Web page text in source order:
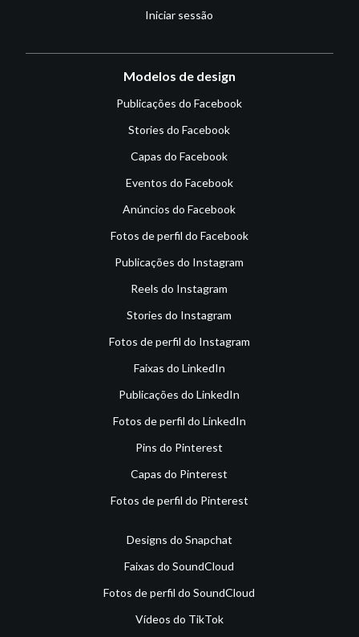
Iniciar sessão
Modelos de design
Publicações do Facebook
Stories do Facebook
Capas do Facebook
Eventos do Facebook
Anúncios do Facebook
Fotos de perfil do Facebook
Publicações do Instagram
Reels do Instagram
Stories do Instagram
Fotos de perfil do Instagram
Faixas do LinkedIn
Publicações do LinkedIn
Fotos de perfil do LinkedIn
Pins do Pinterest
Capas do Pinterest
Fotos de perfil do Pinterest
Designs do Snapchat
Faixas do SoundCloud
Fotos de perfil do SoundCloud
Vídeos do TikTok